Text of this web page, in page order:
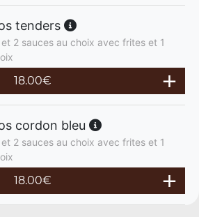
tenders
2 sauces au choix avec frites et 1
18.00€
cordon bleu
2 sauces au choix avec frites et 1
18.00€